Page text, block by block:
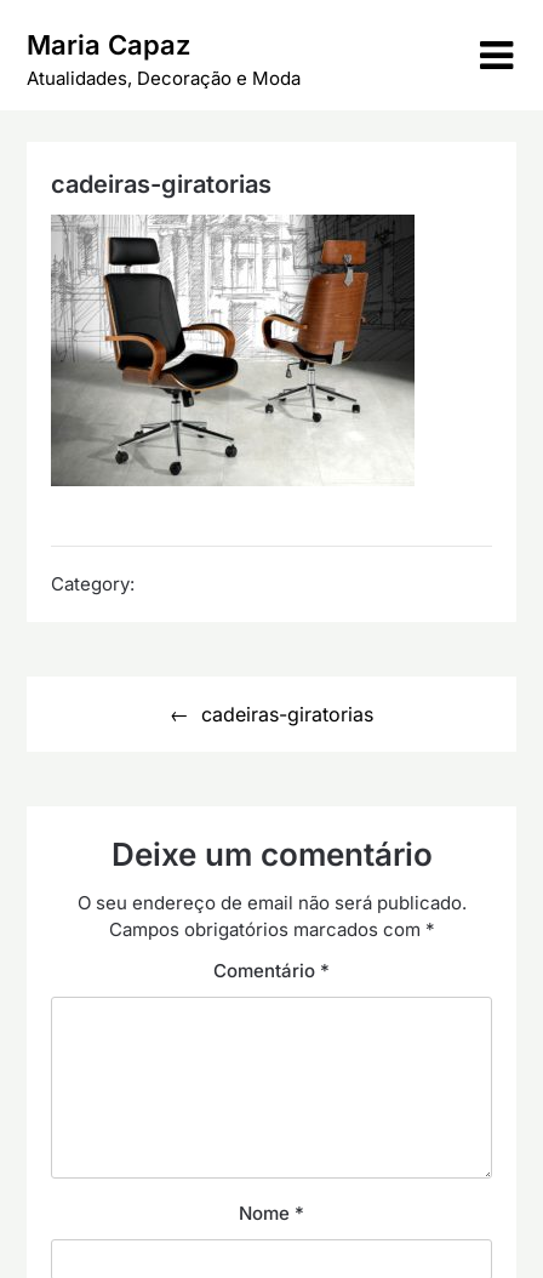
content
Maria Capaz
Atualidades, Decoração e Moda
cadeiras-giratorias
Category:
cadeiras-giratorias
Deixe um comentário
O seu endereço de email não será publicado.
Campos obrigatórios marcados com *
Comentário *
Nome *